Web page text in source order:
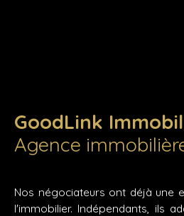
GoodLink
Agence
Nos négociateurs ont déjà une
l'immobilier. Indépendants, ils